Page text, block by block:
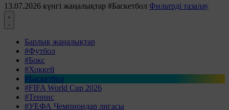
13.07.2026 күнгі жаңалықтар #Баскетбол Фильтрді тазалау
Барлық жаңалықтар
#Футбол
#Бокс
#Хоккей
#Баскетбол
#FIFA World Cup 2026
#Теннис
#УЕФА Чемпиондар лигасы